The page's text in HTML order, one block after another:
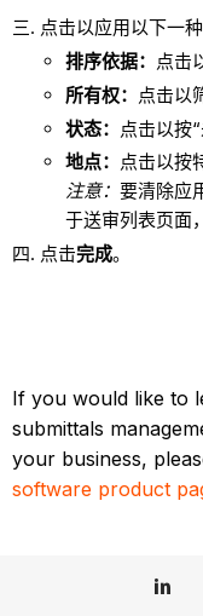
点击以应用以下一
排序依据： 点击
所有权： 点击以
状态： 点击以按
地点： 点击以按
注意： 要清除应
于送审列表页面
点击完成。
If you would like to
submittals
your business,
software product